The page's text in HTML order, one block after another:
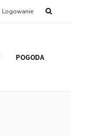
Logowanie
POGODA